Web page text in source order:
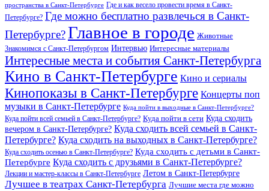
пространства в Санкт-Петербурге Где и как весело провести время в Санкт-
Петербурге? Где можно бесплатно развлечься в Санкт-
Петербурге?Главное в городе Животные
Знакомимся с Санкт-Петербургом Интервью Интересные материалы
Интересные места и события Санкт-Петербурга
Кино в Санкт-Петербурге Кино и сериалы
Кинопоказы в Санкт-Петербурге Концерты поп
музыки в Санкт-Петербурге Куда пойти в выходные в Санкт-Петербурге?
Куда пойти всей семьей в Санкт-Петербурге? Куда пойти в сети Куда сходить
вечером в Санкт-Петербурге? Куда сходить всей семьей в Санкт-
Петербурге? Куда сходить на выходных в Санкт-Петербурге?
Куда сходить осенью в Санкт-Петербурге? Куда сходить с детьми в Санкт-
Петербурге Куда сходить с друзьями в Санкт-Петербурге?
Лекции и мастер-классы в Санкт-Петербурге Летом в Санкт-Петербурге
Лучшее в театрах Санкт-Петербурга Лучшие места где можно